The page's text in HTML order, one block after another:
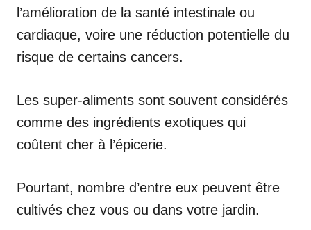
l’amélioration de la santé intestinale ou
cardiaque, voire une réduction potentielle du
risque de certains cancers.
Les super-aliments sont souvent considérés
comme des ingrédients exotiques qui
coûtent cher à l’épicerie.
Pourtant, nombre d’entre eux peuvent être
cultivés chez vous ou dans votre jardin.